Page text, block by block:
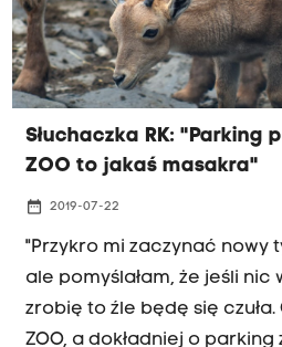
ja się nie dam wciągnąć w
Krakowa, aby mój podatek
płacony. Inne podatki i tak
nie praca, chętnie
pochodzę. To jednak, gdzie
również od władz i braku tej
pisze pani Katarzyna.
Słuchaczka RK: "Parking
ZOO to jakaś masakra"
date_range 2019-07-22
"Przykro mi zaczynać nowy
ale pomyślałam, że jeśli nic
zrobię to źle będę się
ZOO, a dokładniej o